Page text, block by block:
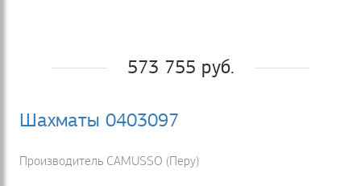
573 755 руб.
Шахматы 0403097
Производитель CAMUSSO (Перу)